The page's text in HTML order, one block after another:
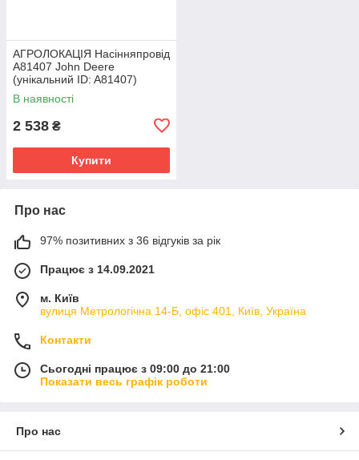
АГРОЛОКАЦІЯ Насінняпровід
A81407 John Deere
(унікальний ID: A81407)
В наявності
2 538 ₴
Купити
Про нас
97% позитивних з 36 відгуків за рік
Працює з 14.09.2021
м. Київ
вулиця Метрологічна 14-Б, офіс 401, Київ, Україна
Контакти
Сьогодні працює з 09:00 до 21:00
Показати весь графік роботи
Про нас